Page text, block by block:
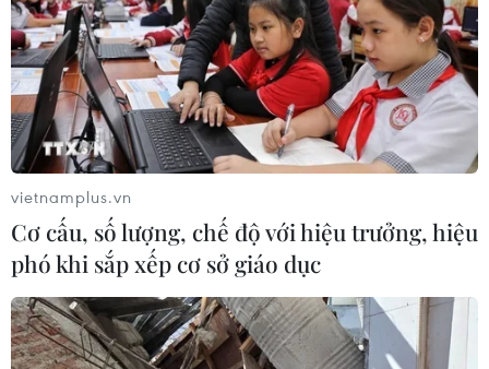
TIN CÙNG CHUYÊN MỤC
vietnamplus.vn
Cơ cấu, số lượng, chế độ với hiệu trưởng, hiệu
phó khi sắp xếp cơ sở giáo dục